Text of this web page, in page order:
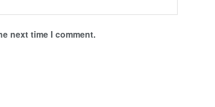
next time I comment.